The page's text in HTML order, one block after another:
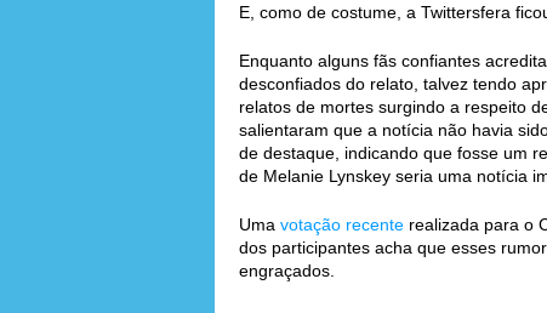
E, como de costume, a Twittersfera
Enquanto alguns fãs confiantes
desconfiados do relato, talvez tendo
relatos de mortes surgindo a respeito
salientaram que a notícia não havia
de destaque, indicando que fosse um
de Melanie Lynskey seria uma notícia
Uma votação recente realizada para o
dos participantes acha que esses
engraçados.